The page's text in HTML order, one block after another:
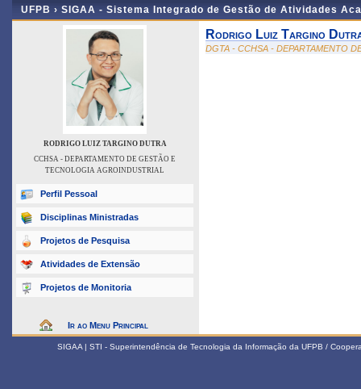
UFPB › SIGAA - Sistema Integrado de Gestão de Atividades
RODRIGO LUIZ TARGINO DUTRA
CCHSA - DEPARTAMENTO DE GESTÃO E
TECNOLOGIA AGROINDUSTRIAL
Perfil Pessoal
Disciplinas Ministradas
Projetos de Pesquisa
Atividades de Extensão
Projetos de Monitoria
Ir ao Menu Principal
Rodrigo Luiz Targino
DGTA - CCHSA - DEPARTAMENTO
SIGAA | STI - Superintendência de Tecnologia da Informação da UFPB /